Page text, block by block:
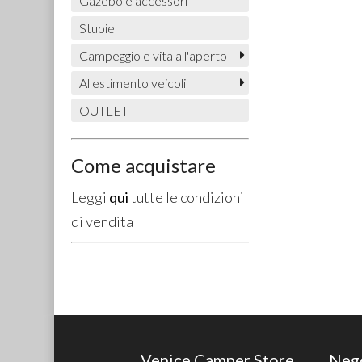
Stuoie
Campeggio e vita all'aperto
Allestimento veicoli
OUTLET
Come acquistare
Leggi quitutte le condizioni
di vendita